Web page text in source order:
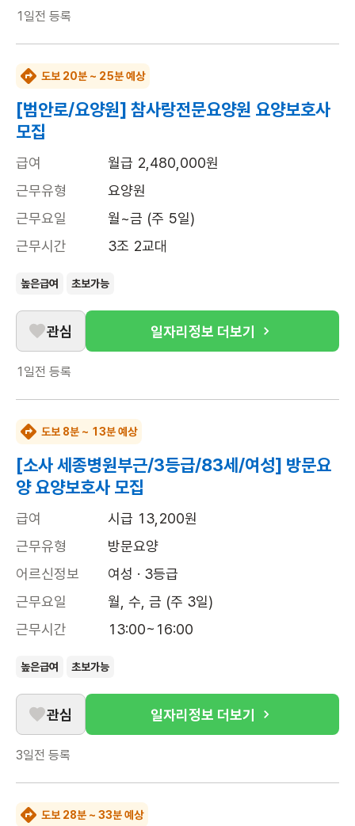
1일전 등록
도보 20분 ~ 25분 예상
[범안로/요양원] 참사랑전문요양원 요양보호사
모집
급여
월급 2,480,000원
근무유형
요양원
근무요일
월~금 (주 5일)
근무시간
3조 2교대
높은급여 초보가능
관심 일자리정보 더보기
1일전 등록
도보 8분 ~ 13분 예상
[소사 세종병원부근/3등급/83세/여성] 방문요
양 요양보호사 모집
급여
시급 13,200원
근무유형
방문요양
어르신정보
여성 · 3등급
근무요일
월, 수, 금 (주 3일)
근무시간
13:00~16:00
높은급여 초보가능
관심 일자리정보 더보기
3일전 등록
도보 28분 ~ 33분 예상